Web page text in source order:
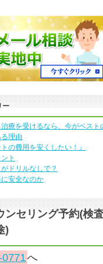
ー
療を受けるなら、今がベスト
理由
トの費用を安くしたい！』
ト
ドリルなしで？
安全なのか
ンセリング予約(検
)
へ